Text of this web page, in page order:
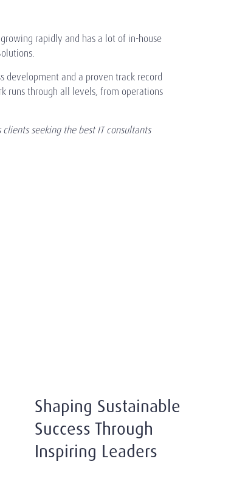
rapidly and has a lot of in-house
development and a proven track record
runs through all levels, from operations
seeking the best IT consultants
Shaping Sustainable
Success Through
Inspiring Leaders